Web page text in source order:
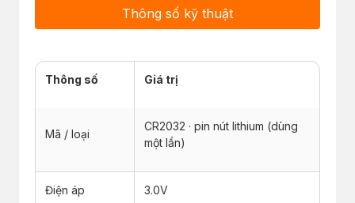
Thông số kỹ thuật
Thông số Giá trị
Mã / loại
CR2032 · pin nút lithium (dùng
một lần)
Điện áp 3.0V